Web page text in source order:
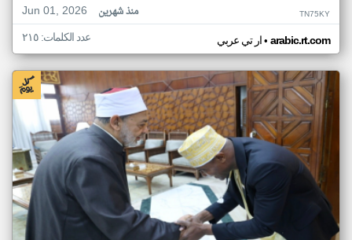
Jun 01, 2026
منذ شهرين TN75KY
ار تي عربي• arabic.rt.com عدد الكلمات: ٢١٥